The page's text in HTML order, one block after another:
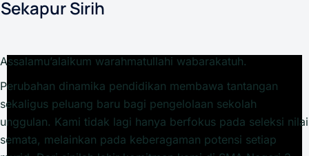
Sekapur Sirih
Assalamu’alaikum warahmatullahi wabarakatuh.
Perubahan dinamika pendidikan membawa tantangan
sekaligus peluang baru bagi pengelolaan sekolah
unggulan. Kami tidak lagi hanya berfokus pada seleksi nilai
semata, melainkan pada keberagaman potensi setiap